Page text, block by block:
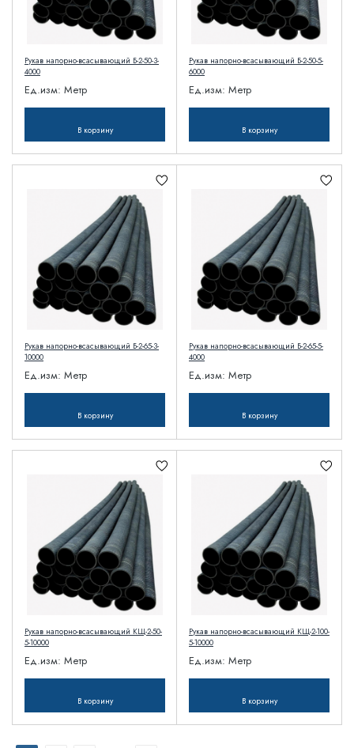
Рукав напорно-всасывающий Б-2-50-3-
4000
Ед.изм: Метр
В корзину
Рукав напорно-всасывающий Б-2-50-5-
6000
Ед.изм: Метр
В корзину
Рукав напорно-всасывающий Б-2-65-3-
10000
Ед.изм: Метр
В корзину
Рукав напорно-всасывающий Б-2-65-5-
4000
Ед.изм: Метр
В корзину
Рукав напорно-всасывающий КЩ-2-50-
5-10000
Ед.изм: Метр
В корзину
Рукав напорно-всасывающий КЩ-2-100-
5-10000
Ед.изм: Метр
В корзину